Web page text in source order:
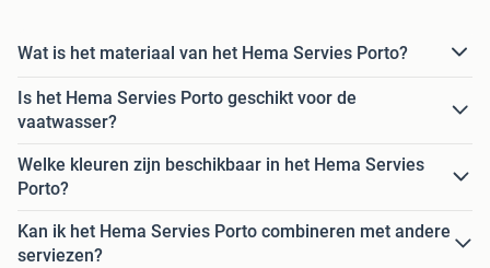
Wat is het materiaal van het Hema Servies Porto?
Is het Hema Servies Porto geschikt voor de
vaatwasser?
Welke kleuren zijn beschikbaar in het Hema Servies
Porto?
Kan ik het Hema Servies Porto combineren met andere
serviezen?